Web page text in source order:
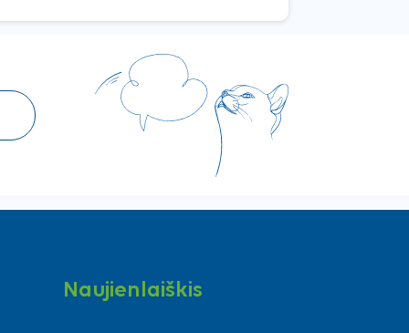
Naujienlaiškis